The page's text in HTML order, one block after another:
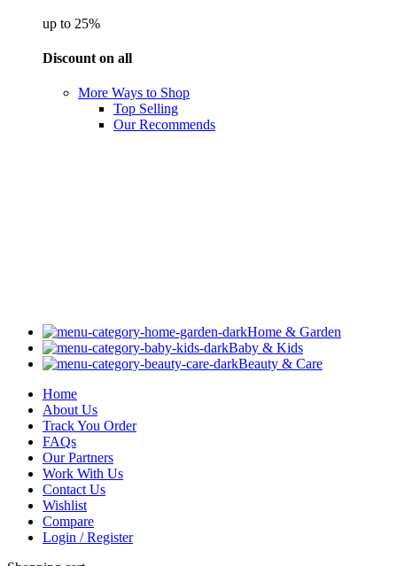
up to 25%
Discount on all
More Ways to Shop
Top Selling
Our Recommends
Home & Garden
Baby & Kids
Beauty & Care
Home
About Us
Track You Order
FAQs
Our Partners
Work With Us
Contact Us
Wishlist
Compare
Login / Register